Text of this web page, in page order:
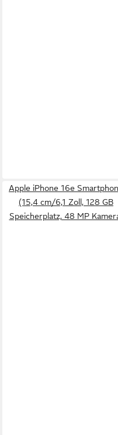
Apple iPhone 16e
(15,4 cm/6,1 Zoll, 128 GB
Speicherplatz, 48 MP